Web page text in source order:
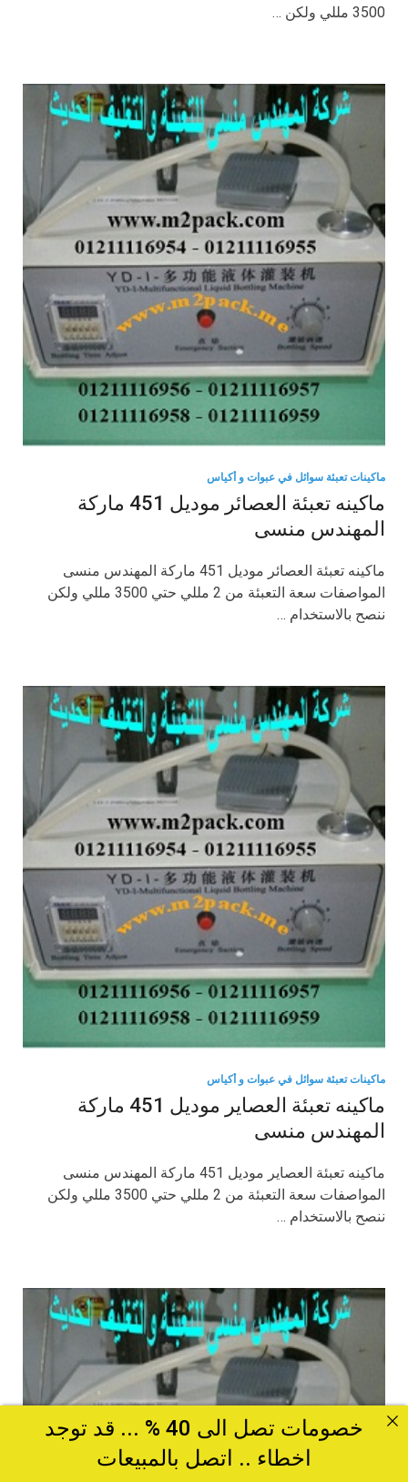
3500 مللي ولكن …
ماكينات تعبئة سوائل في عبوات و أكياس
ماكينه تعبئة العصائر موديل 451 ماركة
المهندس منسى
ماكينه تعبئة العصائر موديل 451 ماركة المهندس منسى
المواصفات سعة التعبئة من 2 مللي حتي 3500 مللي ولكن
ننصح بالاستخدام …
ماكينات تعبئة سوائل في عبوات و أكياس
ماكينه تعبئة العصاير موديل 451 ماركة
المهندس منسى
ماكينه تعبئة العصاير موديل 451 ماركة المهندس منسى
المواصفات سعة التعبئة من 2 مللي حتي 3500 مللي ولكن
ننصح بالاستخدام …
خصومات تصل الى 40 % ... قد توجد
اخطاء .. اتصل بالمبيعات